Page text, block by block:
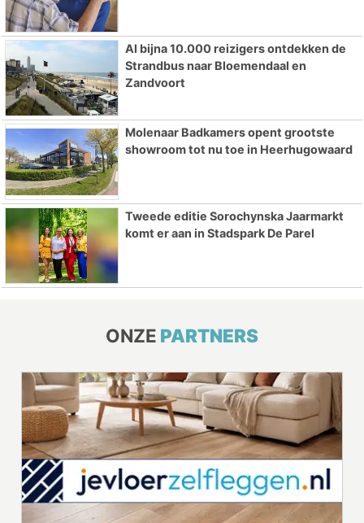
Al bijna 10.000 reizigers ontdekken de
Strandbus naar Bloemendaal en
Zandvoort
Molenaar Badkamers opent grootste
showroom tot nu toe in Heerhugowaard
Tweede editie Sorochynska Jaarmarkt
komt er aan in Stadspark De Parel
ONZE PARTNERS